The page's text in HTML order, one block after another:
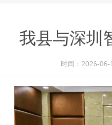
我县与深圳
时间：2026-